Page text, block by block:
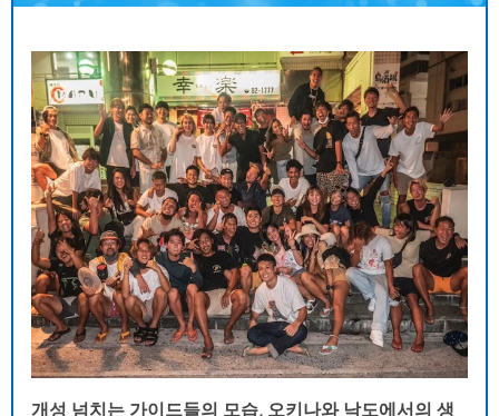
개성 넘치는 가이드들의 모습, 오키나와 낙도에서의 생